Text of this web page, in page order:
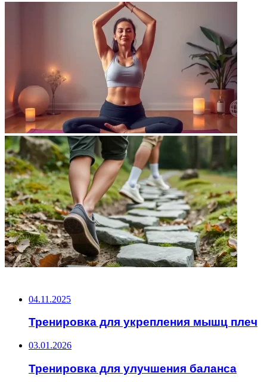
04.11.2025
Тренировка для укрепления мышц плеч
03.01.2026
Тренировка для улучшения баланса